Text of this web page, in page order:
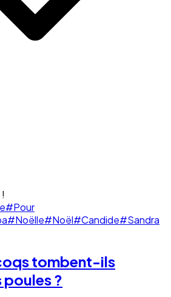
#Pour
#Noëlle#Noël#Candide#Sandra
tombent-ils
poules ?